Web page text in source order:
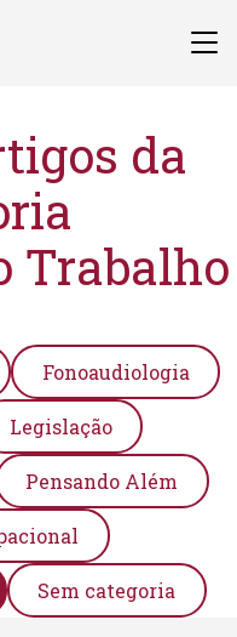
da
Trabalho
Fonoaudiologia
Legislação
Pensando Além
Sem categoria